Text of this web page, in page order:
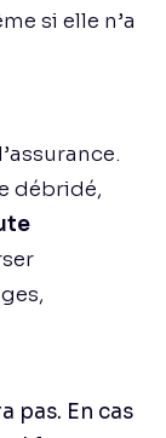
si elle n’a
débridé,
pas. En cas